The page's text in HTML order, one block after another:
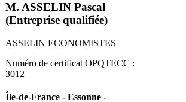
M. ASSELIN Pascal
(Entreprise qualifiée)
ASSELIN ECONOMISTES
Numéro de certificat OPQTECC :
3012
Île-de-France - Essonne -